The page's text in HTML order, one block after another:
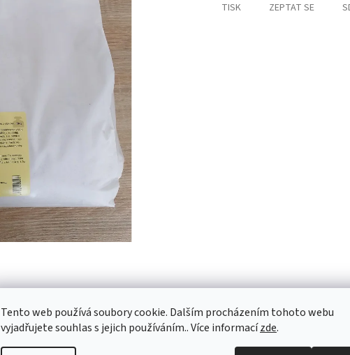
Tento web používá soubory cookie. Dalším procházením tohoto webu
vyjadřujete souhlas s jejich používáním.. Více informacízde.
TISK ZEPTAT SE